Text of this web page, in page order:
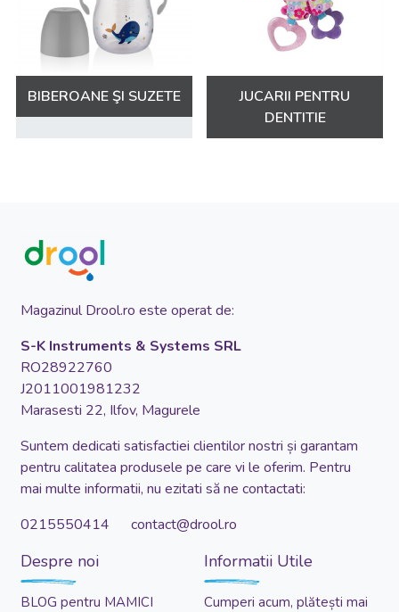
BIBEROANE ŞI SUZETE
JUCARII PENTRU
DENTITIE
Magazinul Drool.ro este operat de:
S-K Instruments & Systems SRL
RO28922760
J2011001981232
Marasesti 22, Ilfov, Magurele
Suntem dedicati satisfactiei clientilor nostri și garantam
pentru calitatea produsele pe care vi le oferim. Pentru
mai multe informatii, nu ezitati să ne contactati:
0215550414 contact@drool.ro
Despre noi
BLOG pentru MAMICI
Informatii Utile
Cumperi acum, plătești mai